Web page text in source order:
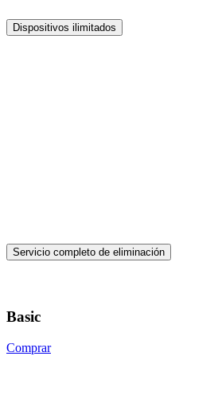
Dispositivos ilimitados
Servicio completo de eliminación
Basic
Comprar